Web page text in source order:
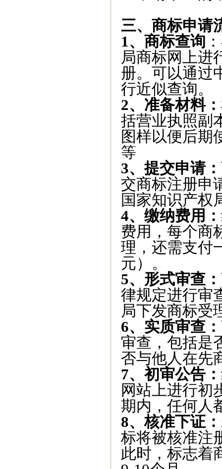
三、商标申请
1、商标‌查询‌
局商标网上进
册。可以通过
行近似查询。
‌2、准备材料‌：
括营业执照副
图样以便后期
等
3、提交申请：
交商标注册申
国家知识产权
4、缴纳费用：
费用，每个商
理，还需支付
元）。
5、形式审查：
律规定进行审
局下发商标受
6、实质审查：
审查，包括是
否与他人在先
7、初审公告：
网站上进行初
期内，任何人
8、核准下证：
标将被核准注
此时，标志着